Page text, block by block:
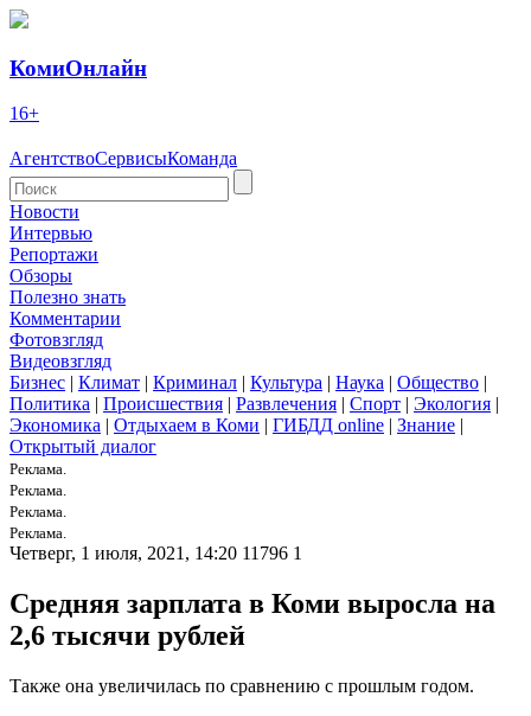
КомиОнлайн
16+
АгентствоСервисыКоманда
Новости
Интервью
Репортажи
Обзоры
Полезно знать
Комментарии
Фотовзгляд
Видеовзгляд
Бизнес | Климат | Криминал | Культура | Наука | Общество |
Политика | Происшествия | Развлечения | Спорт | Экология |
Экономика | Отдыхаем в Коми | ГИБДД online | Знание |
Открытый диалог
Реклама.
Реклама.
Реклама.
Реклама.
Четверг, 1 июля, 2021, 14:20 11796 1
Средняя зарплата в Коми выросла на
2,6 тысячи рублей
Также она увеличилась по сравнению с прошлым годом.